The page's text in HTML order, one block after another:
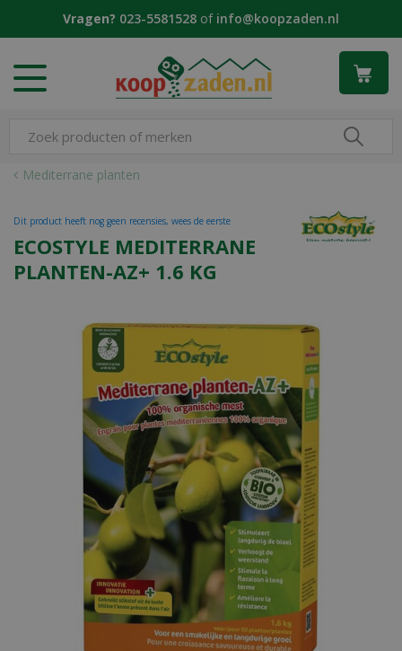
Mediterrane planten
Vragen? 023-5581528 of info@koopzaden.nl
ECOSTYLE MEDITERRANE
PLANTEN-AZ+ 1.6 KG
Dit product heeft nog geen recensies, wees de eerste